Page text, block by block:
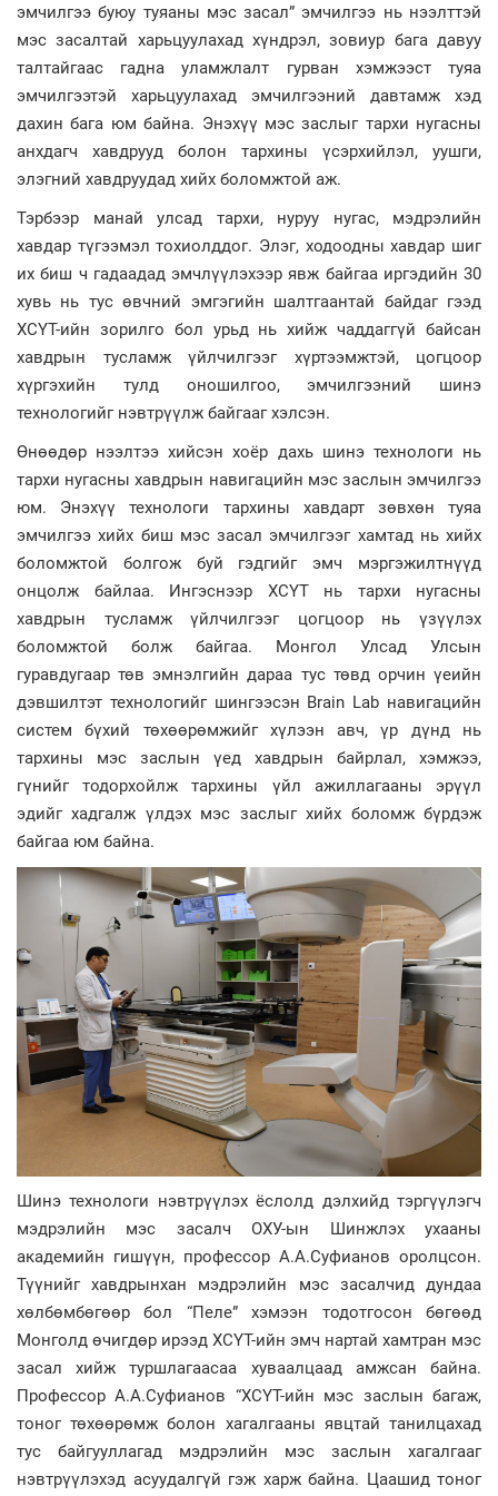
эмчилгээ буюу туяаны мэс засал” эмчилгээ нь нээлттэй
мэс засалтай харьцуулахад хүндрэл, зовиур бага давуу
талтайгаас гадна уламжлалт гурван хэмжээст туяа
эмчилгээтэй харьцуулахад эмчилгээний давтамж хэд
дахин бага юм байна. Энэхүү мэс заслыг тархи нугасны
анхдагч хавдрууд болон тархины үсэрхийлэл, уушги,
элэгний хавдруудад хийх боломжтой аж.
Тэрбээр манай улсад тархи, нуруу нугас, мэдрэлийн
хавдар түгээмэл тохиолддог. Элэг, ходоодны хавдар шиг
их биш ч гадаадад эмчлүүлэхээр явж байгаа иргэдийн 30
хувь нь тус өвчний эмгэгийн шалтгаантай байдаг гээд
ХСҮТ-ийн зорилго бол урьд нь хийж чаддаггүй байсан
хавдрын тусламж үйлчилгээг хүртээмжтэй, цогцоор
хүргэхийн тулд оношилгоо, эмчилгээний шинэ
технологийг нэвтрүүлж байгааг хэлсэн.
Өнөөдөр нээлтээ хийсэн хоёр дахь шинэ технологи нь
тархи нугасны хавдрын навигацийн мэс заслын эмчилгээ
юм. Энэхүү технологи тархины хавдарт зөвхөн туяа
эмчилгээ хийх биш мэс засал эмчилгээг хамтад нь хийх
боломжтой болгож буй гэдгийг эмч мэргэжилтнүүд
онцолж байлаа. Ингэснээр ХСҮТ нь тархи нугасны
хавдрын тусламж үйлчилгээг цогцоор нь үзүүлэх
боломжтой болж байгаа. Монгол Улсад Улсын
гуравдугаар төв эмнэлгийн дараа тус төвд орчин үеийн
дэвшилтэт технологийг шингээсэн Brain Lab навигацийн
систем бүхий төхөөрөмжийг хүлээн авч, үр дүнд нь
тархины мэс заслын үед хавдрын байрлал, хэмжээ,
гүнийг тодорхойлж тархины үйл ажиллагааны эрүүл
эдийг хадгалж үлдэх мэс заслыг хийх боломж бүрдэж
байгаа юм байна.
Шинэ технологи нэвтрүүлэх ёслолд дэлхийд тэргүүлэгч
мэдрэлийн мэс засалч ОХУ-ын Шинжлэх ухааны
академийн гишүүн, профессор А.А.Суфианов оролцсон.
Түүнийг хавдрынхан мэдрэлийн мэс засалчид дундаа
хөлбөмбөгөөр бол “Пеле” хэмээн тодотгосон бөгөөд
Монголд өчигдөр ирээд ХСҮТ-ийн эмч нартай хамтран мэс
засал хийж туршлагаасаа хуваалцаад амжсан байна.
Профессор А.А.Суфианов “ХСҮТ-ийн мэс заслын багаж,
тоног төхөөрөмж болон хагалгааны явцтай танилцахад
тус байгууллагад мэдрэлийн мэс заслын хагалгааг
нэвтрүүлэхэд асуудалгүй гэж харж байна. Цаашид тоног